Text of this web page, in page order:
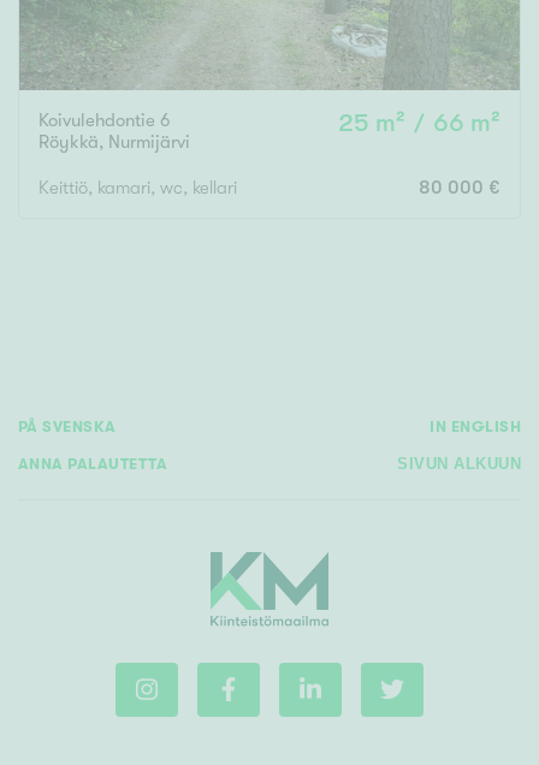
Pinta-ala
Asuinpinta-ala Kokonaispinta-ala
Tyydyttävä
Koivulehdontie 6
Röykkä, Nurmijärvi
25 m² / 66 m²
Keittiö, kamari, wc, kellari 80 000 €
PÅ SVENSKA IN ENGLISH
ANNA PALAUTETTA SIVUN ALKUUN